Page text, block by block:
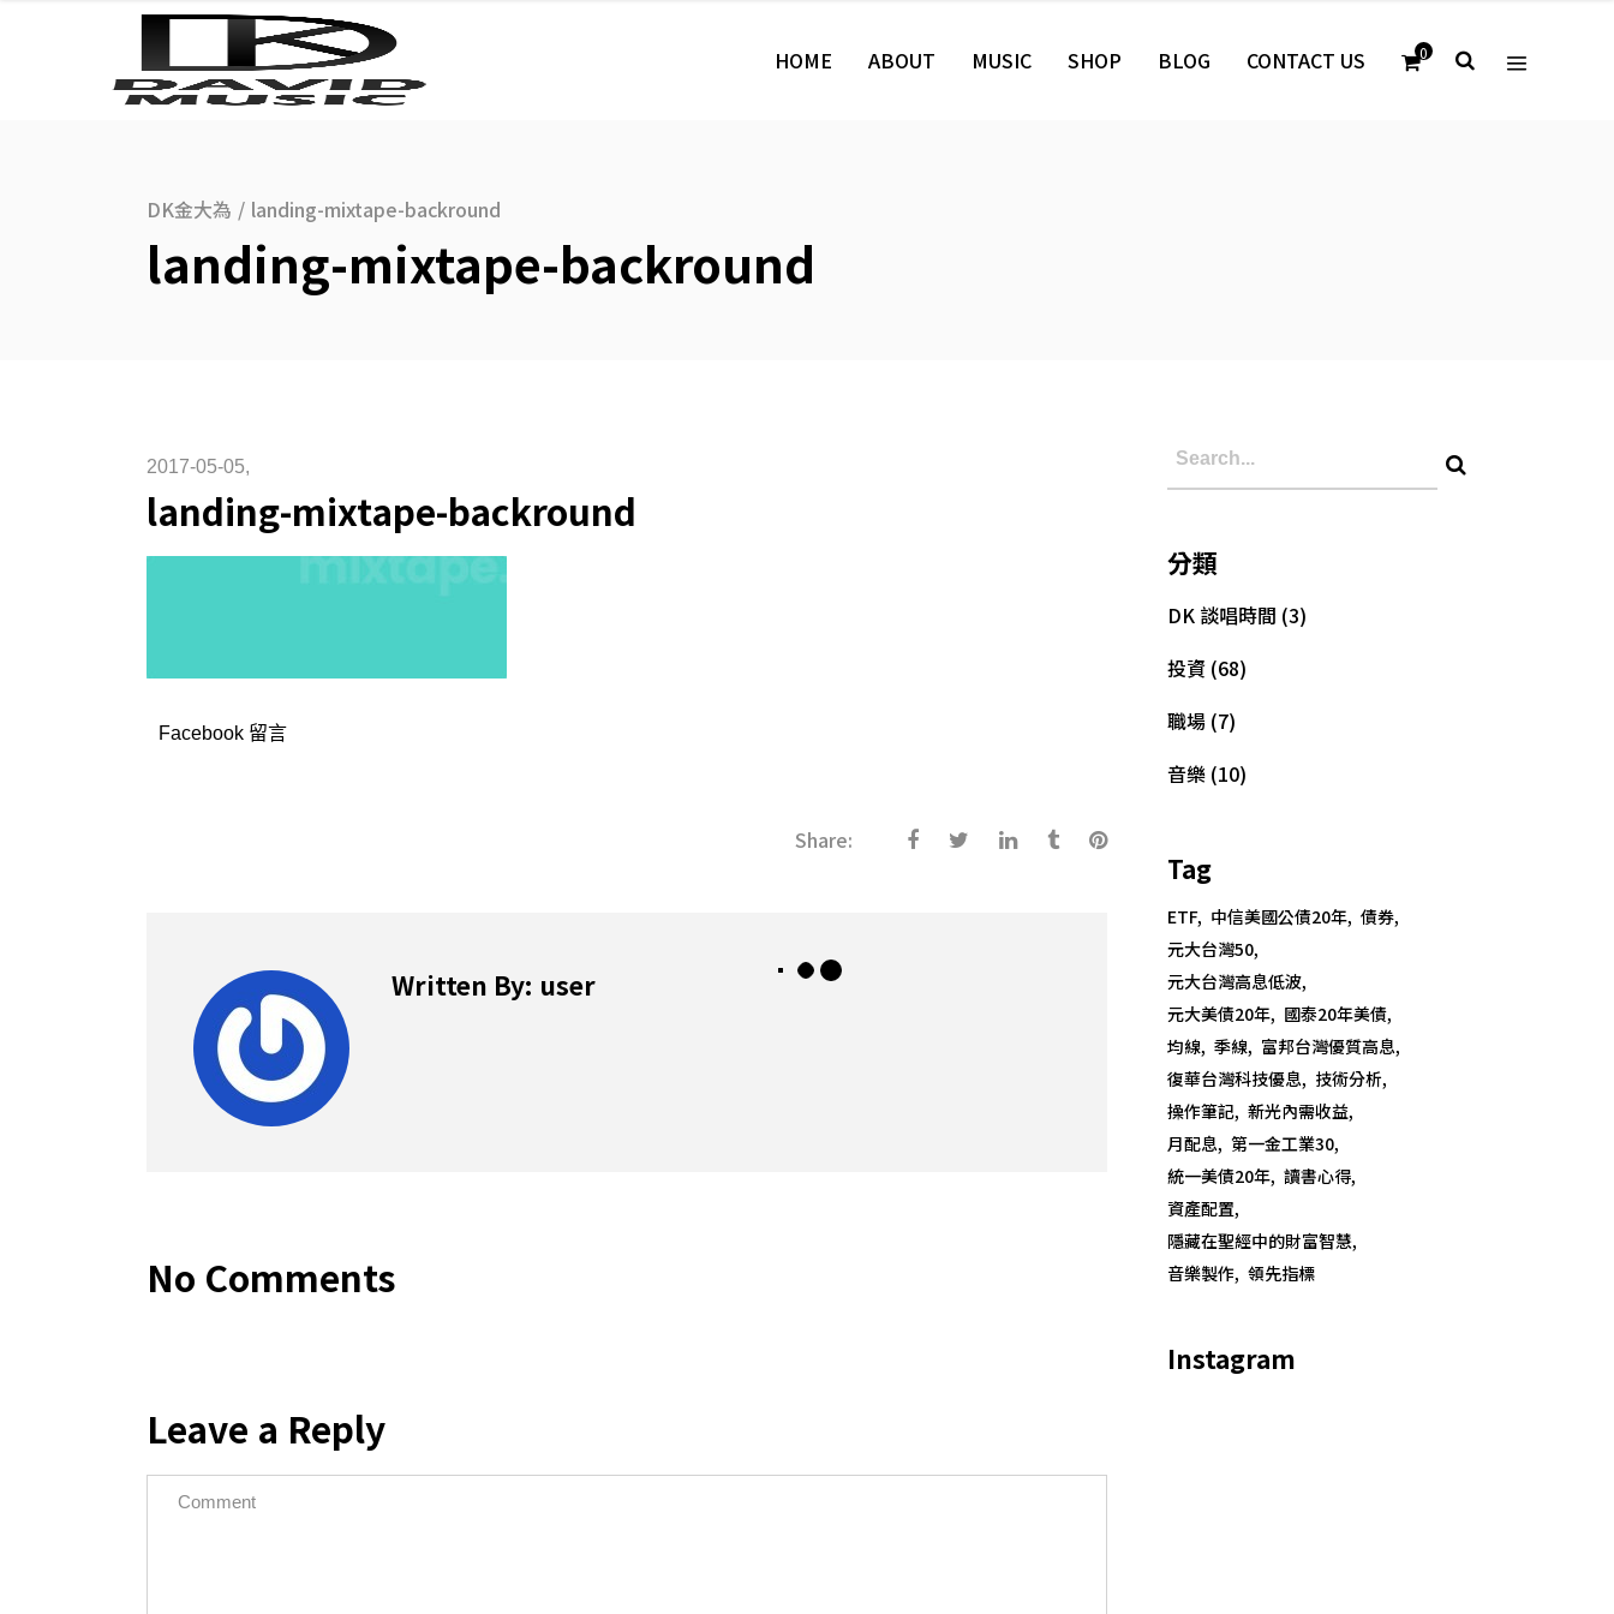
HOME ABOUT MUSIC SHOP BLOG CONTACT US 0
DK金大為 / landing-mixtape-backround
landing-mixtape-backround
2017-05-05
landing-mixtape-backround
Facebook 留言
Share:
Written By: user
No Comments
Leave a Reply
分類
DK 談唱時間 (3)
投資 (68)
職場 (7)
音樂 (10)
Tag
ETF 中信美國公債20年 債券
元大台灣50
元大台灣高息低波
元大美債20年 國泰20年美債
均線 季線 富邦台灣優質高息
復華台灣科技優息 技術分析
操作筆記 新光內需收益
月配息 第一金工業30
統一美債20年 讀書心得
資產配置
隱藏在聖經中的財富智慧
音樂製作 領先指標
Instagram